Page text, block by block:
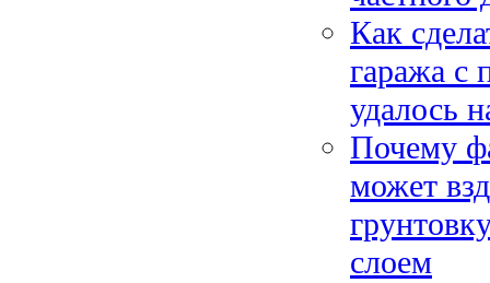
Как
гаража с
удалось
Почему
может
слоем